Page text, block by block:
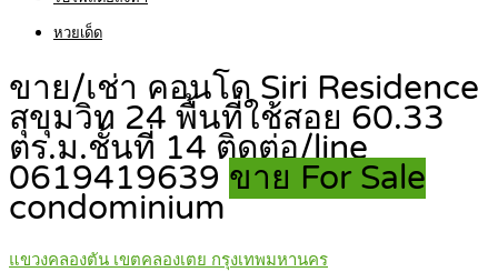
หวยเด็ด
ขาย/เช่า คอนโด Siri Residence
สุขุมวิท 24 พื้นที่ใช้สอย 60.33
ตร.ม.ชั้นที่ 14 ติดต่อ/line
0619419639 ขาย For Sale
condominium
แขวงคลองตัน เขตคลองเตย กรุงเทพมหานคร